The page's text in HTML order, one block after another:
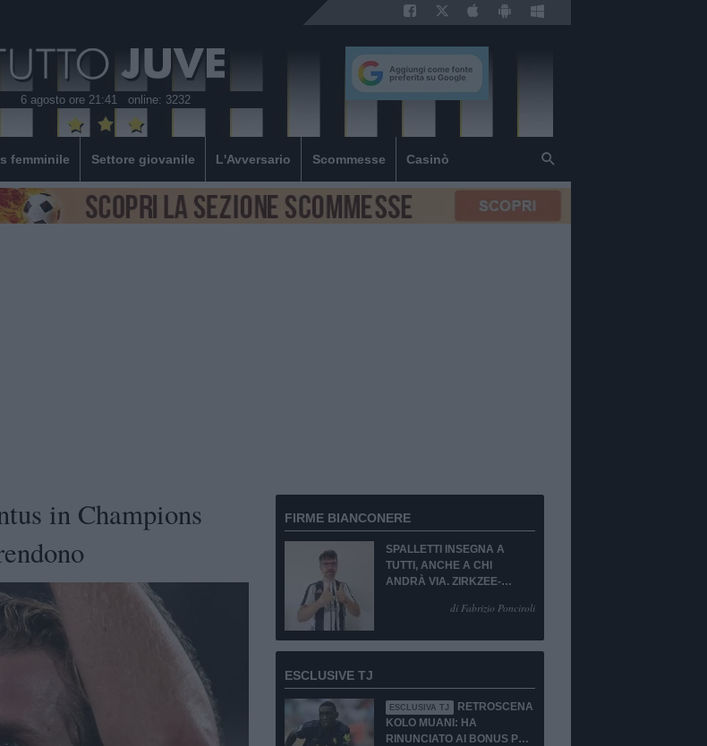
6 agosto ore 21:41 online: 3232
femminile Settore giovanile L'Avversario Scommesse Casinò
in Champions
FIRME BIANCONERE
SPALLETTI INSEGNA A
TUTTI, ANCHE A CHI
ANDRÀ VIA. ZIRKZEE-
di Fabrizio Ponciroli
ESCLUSIVE TJ
ESCLUSIVA TJ
RETROSCENA
KOLO MUANI: HA
RINUNCIATO AI BONUS PUR